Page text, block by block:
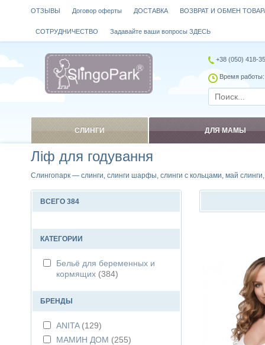
Ліф для годування
Слингопарк — слинги, слинги шарфы, слинги с кольцами, май
ВСЕГО 384
КАТЕГОРИИ
Бельё для беременных и
кормящих (384)
БРЕНДЫ
ANITA (129)
МАМИН ДОМ (255)
ОТЗЫВЫ Договор оферты ДОСТАВКА ВОЗВРАТ И ОБМЕН
СОТРУДНИЧЕСТВО Задавайте ваши вопросы ЗДЕСЬ
+38 (050) 418-
Время
СЛИНГИ ДЛЯ МАМЫ